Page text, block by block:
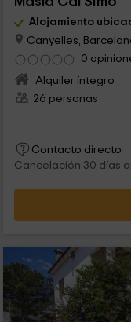
Alojamiento
Canyelles,
0
Alquiler íntegro
26 personas
Contacto directo
Cancelación 30 días